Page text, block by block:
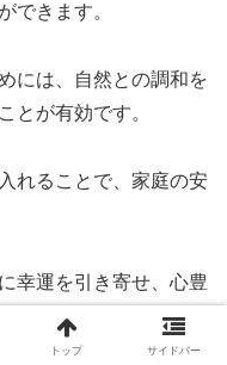
できます。
には、自然との調和を
とが有効です。
れることで、家庭の安
幸運を引き寄せ、心豊
トップ サイドバー